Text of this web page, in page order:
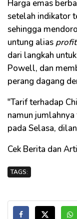
Harga emas
setelah indikator
sehingga
untung alias
dari langkah
Powell, dan
perang dagang
"Tarif terhadap
namun
pada Selasa,
Cek Berita dan
TAGS: